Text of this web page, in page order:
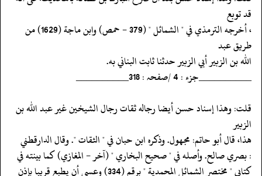
قد توبع
‏‏‏‏، أخرجه الترمذي في " الشمائل " (379 - حمص) وابن ماجة (1629) من
طريق عبد
‏‏‏‏الله بن الزبير أبي الزبير حدثنا ثابت البناني به.
‏‏‏‏__________جزء : 4 /صفحہ : 318__________
‏‏‏‏قلت: وهذا إسناد حسن أيضا رجاله ثقات رجال الشيخين غير عبد الله بن
الزبير
‏‏‏‏هذا، قال أبو حاتم: مجهول. وذكره ابن حبان في " الثقات ". وقال الدارقطني
‏‏‏‏: بصري صالح. وأصله في " صحيح البخاري " (آخر - المغازي) كما بينته في
‏‏‏‏كتابي " مختصر الشمائل المحمدية " برقم (334) وعسى أن يطبع قريبا بإذن